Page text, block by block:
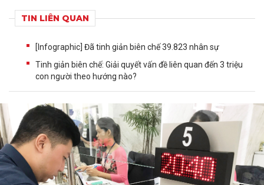
TIN LIÊN QUAN
[Infographic] Đã tinh giản biên chế 39.823 nhân sự
Tinh giản biên chế: Giải quyết vấn đề liên quan đến 3 triệu
con người theo hướng nào?